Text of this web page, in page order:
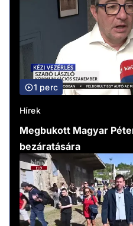
1 perc
Hírek
Megbukott Magyar
bezáratására